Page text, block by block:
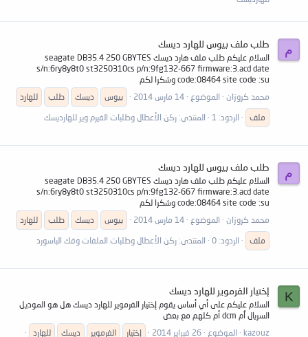
م طلب ملف بيوس للهارد ديسك
السلام عليكم طلب ملف هارد ديسك seagate DB35.4 250 GBYTES
s/n:6ry8y8t0 st3250310cs p/n:9fg132-667 firmware:3.acd date
code:08464 site code :su وشكرا لكم
محمد كروزان
الموضوع 14 مارس 2014 بيوس ديسك طلب
للهارد
ملف
الردود: 1 المنتدى: ركن الأعطال وطلبات الفيرم وير للهارديسك
م طلب ملف بيوس للهارد ديسك
السلام عليكم طلب ملف هارد ديسك seagate DB35.4 250 GBYTES
s/n:6ry8y8t0 st3250310cs p/n:9fg132-667 firmware:3.acd date
code:08464 site code :su وشكرا لكم
محمد كروزان
الموضوع 14 مارس 2014 بيوس ديسك طلب
للهارد
ملف
الردود: 0 المنتدى: ركن الأعطال وطلبات الملفات وفك الباسورد
K إختيار الفرموير للهارد ديسك
السلام عليكم على أي أساس يقوم إختيار الفرموير للهارد ديسك هل هو الموديل
السريال ٱم dcm أم كلهم مع بعض
kazouz
الموضوع 26 فبراير 2014 إختيار الفرموير ديسك
للهارد